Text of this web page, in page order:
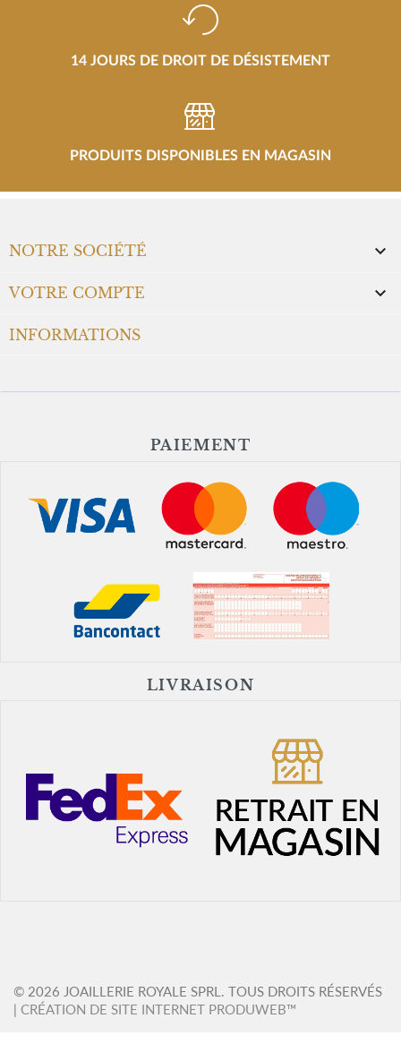
14 JOURS DE DROIT DE DÉSISTEMENT
PRODUITS DISPONIBLES EN MAGASIN
NOTRE SOCIÉTÉ 
VOTRE COMPTE 
INFORMATIONS
PAIEMENT
LIVRAISON
© 2026 JOAILLERIE ROYALE SPRL. TOUS DROITS RÉSERVÉS
| CRÉATION DE SITE INTERNET PRODUWEB™